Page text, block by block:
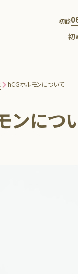
初診
初
hCGホルモンについて
ンにつ